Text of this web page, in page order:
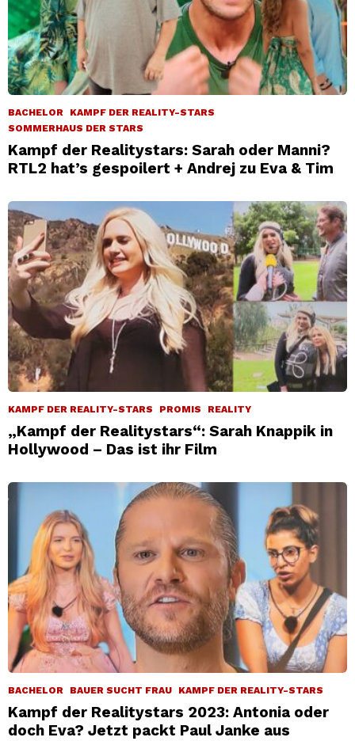
BACHELOR
KAMPF DER REALITY-STARS
SOMMERHAUS DER STARS
Kampf der Realitystars: Sarah oder Manni?
RTL2 hat’s gespoilert + Andrej zu Eva & Tim
KAMPF DER REALITY-STARS PROMIS REALITY
„Kampf der Realitystars“: Sarah Knappik in
Hollywood – Das ist ihr Film
BACHELOR BAUER SUCHT FRAU KAMPF DER REALITY-STARS
Kampf der Realitystars 2023: Antonia oder
doch Eva? Jetzt packt Paul Janke aus